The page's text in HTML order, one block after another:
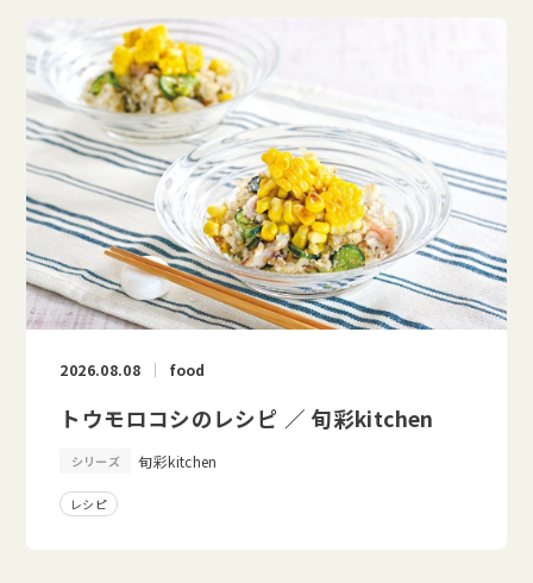
2026.08.08 food
トウモロコシのレシピ ／ 旬彩kitchen
シリーズ 旬彩kitchen
レシピ